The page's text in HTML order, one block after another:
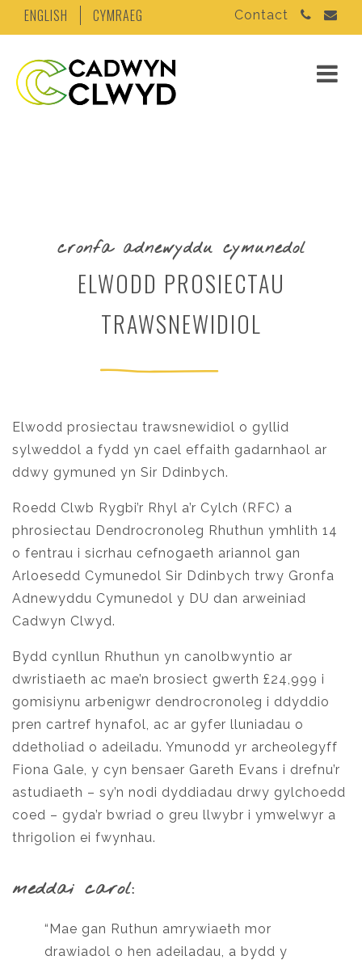
ENGLISH CYMRAEG Contact
cronfa adnewyddu cymunedol
ELWODD PROSIECTAU
TRAWSNEWIDIOL
Elwodd prosiectau trawsnewidiol o gyllid
sylweddol a fydd yn cael effaith gadarnhaol ar
ddwy gymuned yn Sir Ddinbych.
Roedd Clwb Rygbi’r Rhyl a’r Cylch (RFC) a
phrosiectau Dendrocronoleg Rhuthun ymhlith 14
o fentrau i sicrhau cefnogaeth ariannol gan
Arloesedd Cymunedol Sir Ddinbych trwy Gronfa
Adnewyddu Cymunedol y DU dan arweiniad
Cadwyn Clwyd.
Bydd cynllun Rhuthun yn canolbwyntio ar
dwristiaeth ac mae’n brosiect gwerth £24,999 i
gomisiynu arbenigwr dendrocronoleg i ddyddio
pren cartref hynafol, ac ar gyfer lluniadau o
ddetholiad o adeiladu. Ymunodd yr archeolegyff
Fiona Gale, y cyn bensaer Gareth Evans i drefnu’r
astudiaeth – sy’n nodi dyddiadau drwy gylchoedd
coed – gyda’r bwriad o greu llwybr i ymwelwyr a
thrigolion ei fwynhau.
meddai carol:
“Mae gan Ruthun amrywiaeth mor
drawiadol o hen adeiladau, a bydd y